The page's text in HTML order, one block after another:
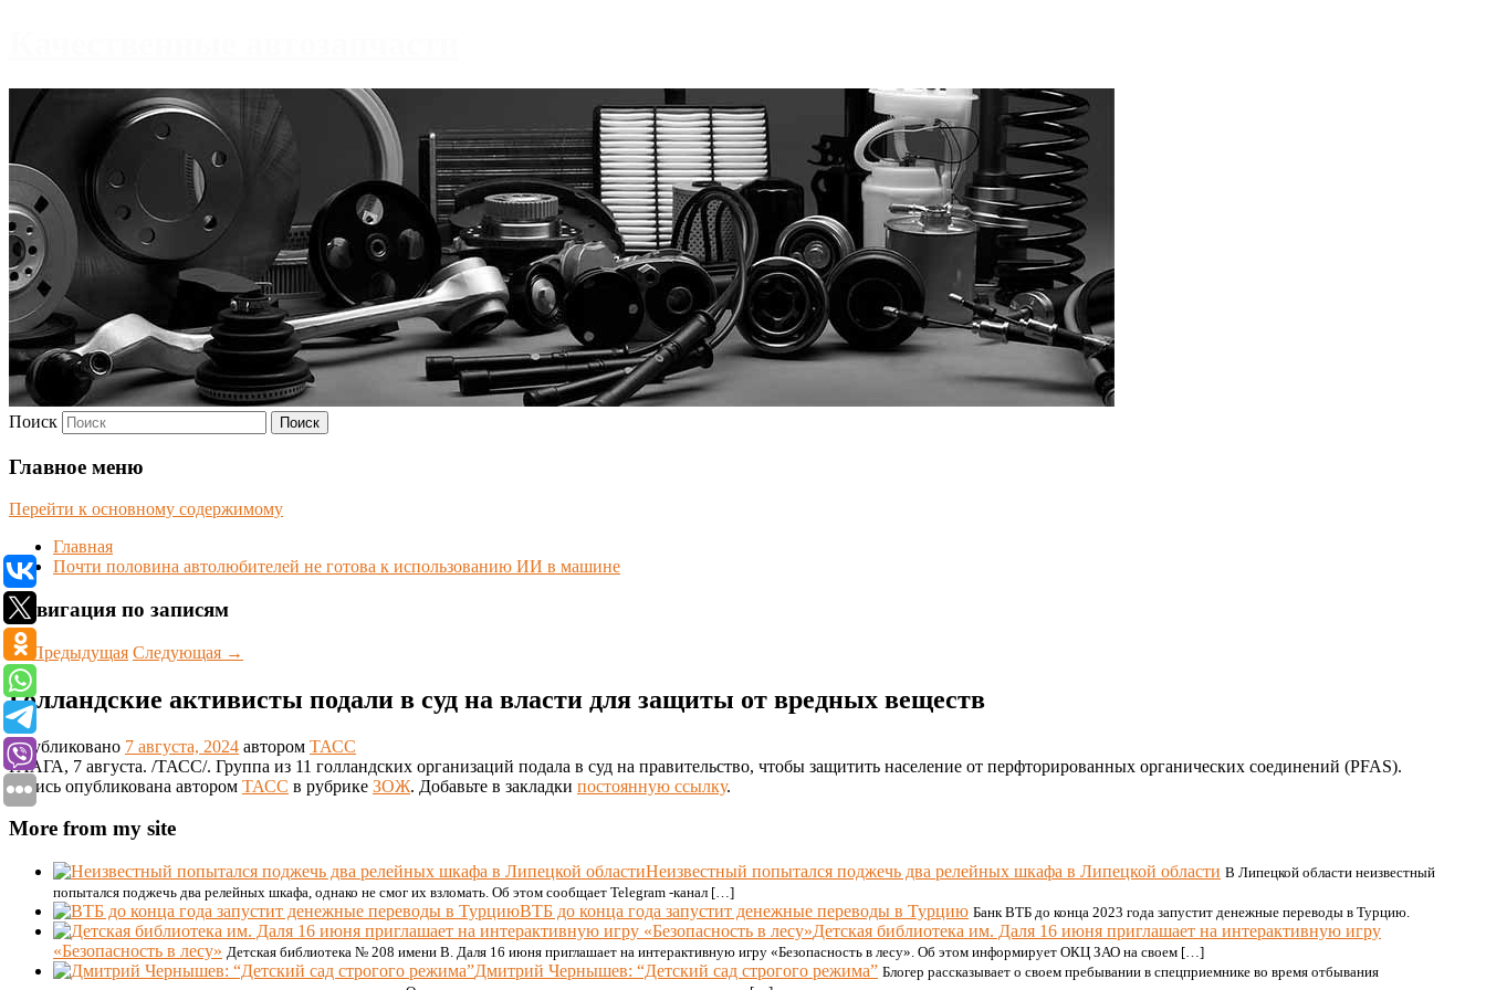
Поиск
Главное меню
Перейти к основному содержимому
Главная
Почти половина автолюбителей не готова к использованию ИИ в машине
Навигация по записям
←Предыдущая Следующая →
Голландские активисты подали в суд на власти для защиты от вредных веществ
Опубликовано 7 августа, 2024 автором ТАСС
ГААГА, 7 августа. /ТАСС/. Группа из 11 голландских организаций подала в суд на правительство, чтобы защитить население от перфторированных органических соединений (PFAS).
Запись опубликована автором ТАСС в рубрике ЗОЖ. Добавьте в закладки постоянную ссылку.
More from my site
Неизвестный попытался поджечь два релейных шкафа в Липецкой области В Липецкой области неизвестный
попытался поджечь два релейных шкафа, однако не смог их взломать. Об этом сообщает Telegram -канал […]
ВТБ до конца года запустит денежные переводы в Турцию Банк ВТБ до конца 2023 года запустит денежные переводы в Турцию.
Детская библиотека им. Даля 16 июня приглашает на интерактивную игру
«Безопасность в лесу» Детская библиотека № 208 имени В. Даля 16 июня приглашает на интерактивную игру «Безопасность в лесу». Об этом информирует ОКЦ ЗАО на своем […]
Дмитрий Чернышев: “Детский сад строгого режима” Блогер рассказывает о своем пребывании в спецприемнике во время отбывания